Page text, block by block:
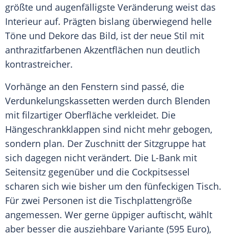
größte und augenfälligste Veränderung weist das
Interieur auf. Prägten bislang überwiegend helle
Töne und Dekore das Bild, ist der neue Stil mit
anthrazitfarbenen Akzentflächen nun deutlich
kontrastreicher.
Vorhänge an den Fenstern sind passé, die
Verdunkelungskassetten werden durch Blenden
mit filzartiger Oberfläche verkleidet. Die
Hängeschrankklappen sind nicht mehr gebogen,
sondern plan. Der Zuschnitt der Sitzgruppe hat
sich dagegen nicht verändert. Die L-Bank mit
Seitensitz gegenüber und die Cockpitsessel
scharen sich wie bisher um den fünfeckigen Tisch.
Für zwei Personen ist die Tischplattengröße
angemessen. Wer gerne üppiger auftischt, wählt
aber besser die ausziehbare Variante (595 Euro),